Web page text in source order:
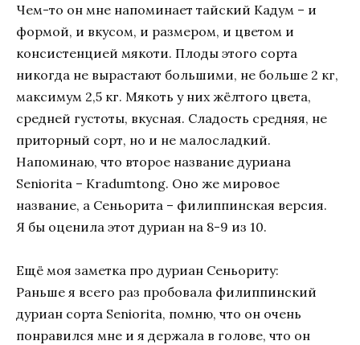
Чем-то он мне напоминает тайский Кадум – и
формой, и вкусом, и размером, и цветом и
консистенцией мякоти. Плоды этого сорта
никогда не вырастают большими, не больше 2 кг,
максимум 2,5 кг. Мякоть у них жёлтого цвета,
средней густоты, вкусная. Сладость средняя, не
приторный сорт, но и не малосладкий.
Напоминаю, что второе название дуриана
Seniorita – Kradumtong. Оно же мировое
название, а Сеньорита – филиппинская версия.
Я бы оценила этот дуриан на 8-9 из 10.
Ещё моя заметка про дуриан Сеньориту:
Раньше я всего раз пробовала филиппинский
дуриан сорта Seniorita, помню, что он очень
понравился мне и я держала в голове, что он